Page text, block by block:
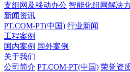
支组网及移动办公 智能化组网解决
新闻资讯
PT.COM-PT(中国) 行业新闻
工程案例
国内案例 国外案例
关于我们
公司简介 PT.COM-PT(中国) 荣誉资